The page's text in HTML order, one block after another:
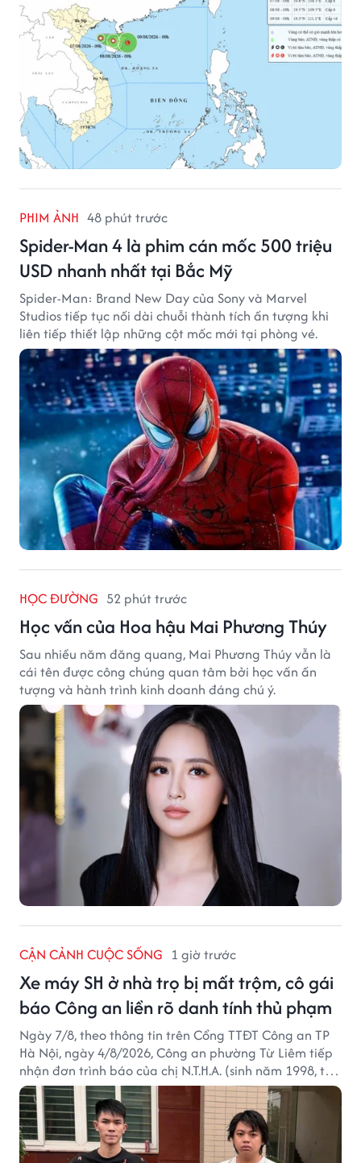
PHIM ẢNH 48 phút trước
Spider-Man 4 là phim cán mốc 500 triệu
USD nhanh nhất tại Bắc Mỹ
Spider-Man: Brand New Day của Sony và Marvel
Studios tiếp tục nối dài chuỗi thành tích ấn tượng khi
liên tiếp thiết lập những cột mốc mới tại phòng vé.
HỌC ĐƯỜNG 52 phút trước
Học vấn của Hoa hậu Mai Phương Thúy
Sau nhiều năm đăng quang, Mai Phương Thúy vẫn là
cái tên được công chúng quan tâm bởi học vấn ấn
tượng và hành trình kinh doanh đáng chú ý.
CẬN CẢNH CUỘC SỐNG 1 giờ trước
Xe máy SH ở nhà trọ bị mất trộm, cô gái
báo Công an liền rõ danh tính thủ phạm
Ngày 7/8, theo thông tin trên Cổng TTĐT Công an TP
Hà Nội, ngày 4/8/2026, Công an phường Từ Liêm tiếp
nhận đơn trình báo của chị N.T.H.A. (sinh năm 1998, trú
tại phường Từ Liêm) về việc bị kẻ gian lấy trộm chiếc
xe mô tô Honda SH 125i, tại khu nhà trọ nơi đang sinh
sống.